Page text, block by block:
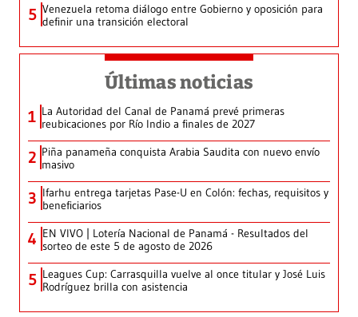
5 Venezuela retoma diálogo entre Gobierno y oposición para
definir una transición electoral
Últimas noticias
1 La Autoridad del Canal de Panamá prevé primeras
reubicaciones por Río Indio a finales de 2027
2 Piña panameña conquista Arabia Saudita con nuevo envío
masivo
3 Ifarhu entrega tarjetas Pase-U en Colón: fechas, requisitos y
beneficiarios
4 EN VIVO | Lotería Nacional de Panamá - Resultados del
sorteo de este 5 de agosto de 2026
5 Leagues Cup: Carrasquilla vuelve al once titular y José Luis
Rodríguez brilla con asistencia